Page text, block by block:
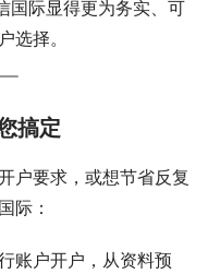
国际显得更为务实、可
选择。
搞定
户要求，或想节省反复
际：
账户开户，从资料预